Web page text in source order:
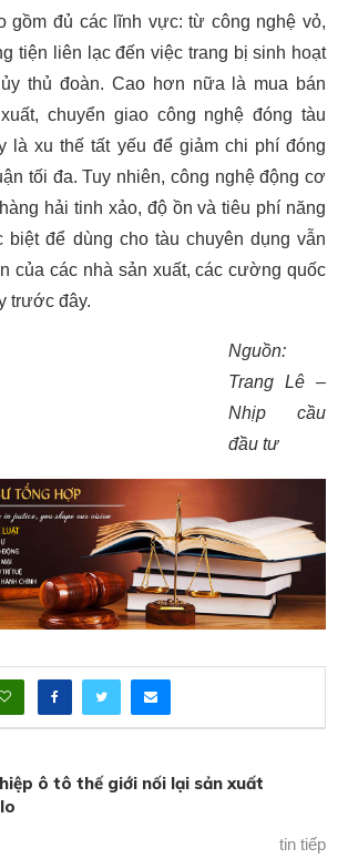
gồm đủ các lĩnh vực: từ công nghệ vỏ,
tiện liên lạc đến việc trang bị sinh hoạt
thủ đoàn. Cao hơn nữa là mua bán
chuyển giao công nghệ đóng tàu
là xu thế tất yếu để giảm chi phí đóng
tối đa. Tuy nhiên, công nghệ động cơ
hải tinh xảo, độ ồn và tiêu phí năng
biệt để dùng cho tàu chuyên dụng vẫn
của các nhà sản xuất, các cường quốc
trước đây.
Nguồn:
Trang Lê –
Nhịp cầu
đầu tư
ô tô thế giới nối lại sản xuất
tin tiếp